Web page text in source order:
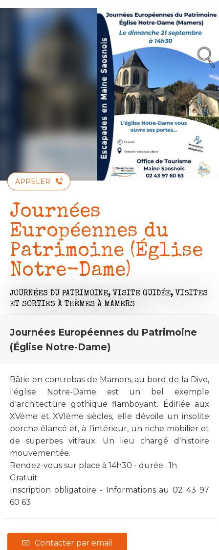
Aller
APPELER
Journées
Européennes du
Patrimoine (Église
Notre-Dame)
JOURNÉES DU PATRIMOINE, VISITE GUIDÉE, VISITES
ET SORTIES À THÈMES À MAMERS
Journées Européennes du Patrimoine
(Église Notre-Dame)
Bâtie en contrebas de Mamers, au bord de la Dive,
l'église Notre-Dame est un bel exemple
d'architecture gothique flamboyant. Édifiée aux
XVème et XVIème siècles, elle dévoile un insolite
porche élancé et, à l'intérieur, un riche mobilier et
de superbes vitraux. Un lieu chargé d'histoire
mouvementée.
Rendez-vous sur place à 14h30 - durée : 1h
Gratuit
Inscription obligatoire - Informations au 02 43 97
60 63
Contacter par email